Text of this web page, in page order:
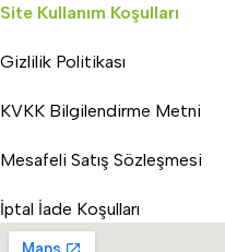
Site Kullanım Koşulları
Gizlilik Politikası
KVKK Bilgilendirme Metni
Mesafeli Satış Sözleşmesi
İptal İade Koşulları